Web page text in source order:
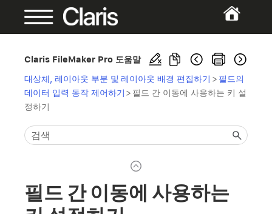
Claris FileMaker Pro 도움말
대상체, 레이아웃 부분 및 레이아웃 배경 편집하기 > 필드의
데이터 입력 동작 제어하기 > 필드 간 이동에 사용하는 키 설
정하기
필드 간 이동에 사용하는